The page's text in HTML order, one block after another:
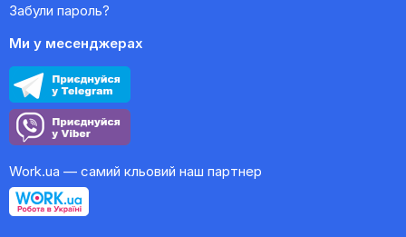
Забули пароль?
Ми у месенджерах
Work.ua — самий кльовий наш партнер